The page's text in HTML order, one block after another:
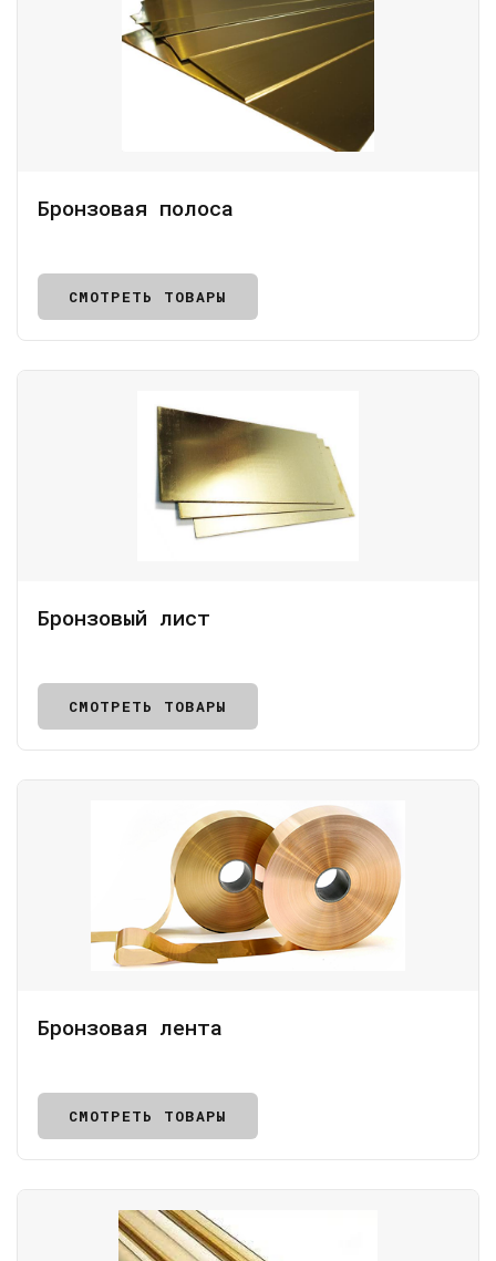
Бронзовая полоса
СМОТРЕТЬ ТОВАРЫ
Бронзовый лист
СМОТРЕТЬ ТОВАРЫ
Бронзовая лента
СМОТРЕТЬ ТОВАРЫ